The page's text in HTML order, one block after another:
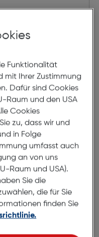
6,3 Di III VC
Mount
Rabatts
Preis
Funktionalität
mit Ihrer Zustimmung
Dafür sind Cookies
Raum und den USA
Cookies
zu, dass wir und
in Folge
umfasst auch
an von uns
Raum und USA).
Sie die
die für Sie
finden Sie